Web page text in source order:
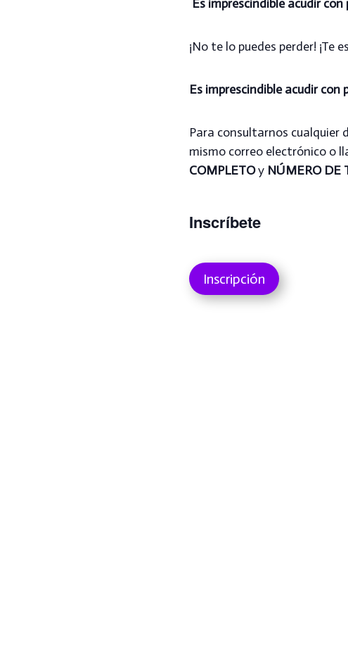
Es imprescindible acudir
¡No te lo puedes perder! ¡Te
Es imprescindible acudir
Para consultarnos cualquier
mismo correo electrónico o
COMPLETOy NÚMERO DE
Inscríbete
Inscripción